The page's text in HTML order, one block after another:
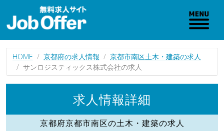
HOME 京都府の求人情報
京都市南区土木・建築の求人
サンロジスティックス株式会社の求人
求人情報詳細
京都府京都市南区の土木・建築の求人